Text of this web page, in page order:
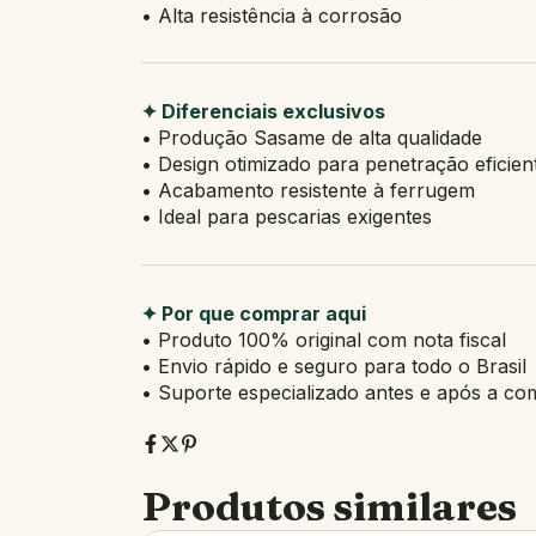
• Alta resistência à corrosão
✦ Diferenciais exclusivos
• Produção Sasame de alta qualidade
• Design otimizado para penetração
• Acabamento resistente à ferrugem
• Ideal para pescarias exigentes
✦ Por que comprar aqui
• Produto 100% original com nota fiscal
• Envio rápido e seguro para todo o Brasil
• Suporte especializado antes e após a
Produtos similares